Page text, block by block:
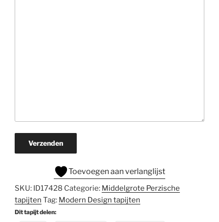
Verzenden
Toevoegen aan verlanglijst
SKU: ID17428 Categorie: Middelgrote Perzische
tapijten Tag: Modern Design tapijten
Dit tapijt delen: